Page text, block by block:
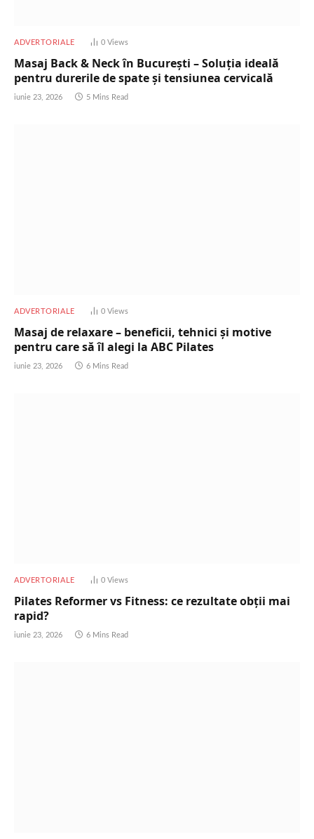
ADVERTORIALE 0 Views
Masaj Back & Neck în București – Soluția ideală
pentru durerile de spate și tensiunea cervicală
iunie 23, 2026 5 Mins Read
ADVERTORIALE 0 Views
Masaj de relaxare – beneficii, tehnici și motive
pentru care să îl alegi la ABC Pilates
iunie 23, 2026 6 Mins Read
ADVERTORIALE 0 Views
Pilates Reformer vs Fitness: ce rezultate obții mai
rapid?
iunie 23, 2026 6 Mins Read